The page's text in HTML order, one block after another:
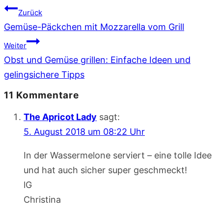
Beitragsnavigation
Zurück
Gemüse-Päckchen mit Mozzarella vom Grill
Weiter
Obst und Gemüse grillen: Einfache Ideen und
gelingsichere Tipps
11 Kommentare
The Apricot Lady sagt:
5. August 2018 um 08:22 Uhr
In der Wassermelone serviert – eine tolle Idee
und hat auch sicher super geschmeckt!
lG
Christina